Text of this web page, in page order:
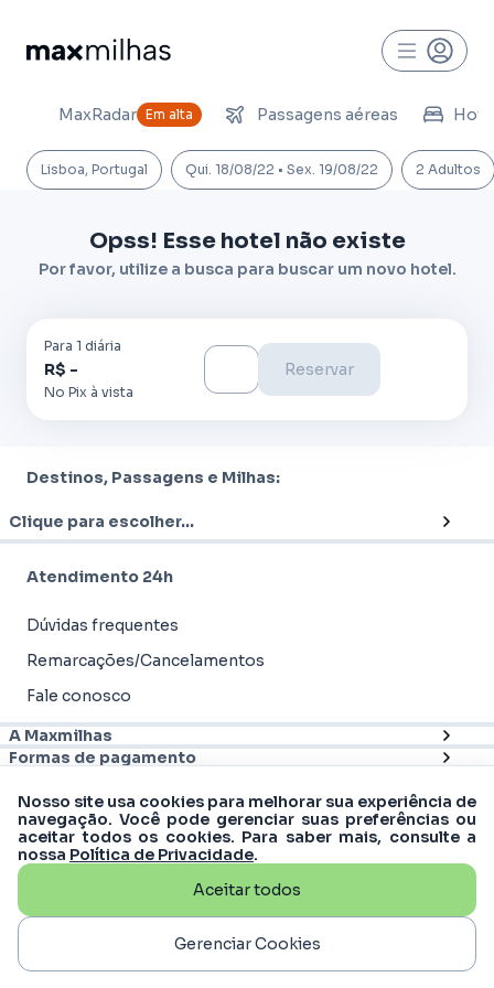
MaxRadar Em alta Passagens aéreas
Lisboa, Portugal Qui. 18/08/22 • Sex. 19/08/22 2 Adultos
Opss! Esse hotel não existe
Por favor, utilize a busca para buscar um novo hotel.
Para 1 diária
R$ -
No Pix à vista
Reservar
Nosso site usa cookies para melhorar sua experiência de
navegação. Você pode gerenciar suas preferências ou
aceitar todos os cookies. Para saber mais, consulte a
nossa Política de Privacidade.
Gerenciar Cookies
Aceitar todos
Destinos, Passagens e Milhas:
Clique para escolher...
Atendimento 24h
Dúvidas frequentes
Remarcações/Cancelamentos
Fale conosco
A Maxmilhas
Formas de pagamento
Viagens S.A | CNPJ: 16.988.607/0001-61
Rua Matias Cardoso, 169, 11º andar - Santo